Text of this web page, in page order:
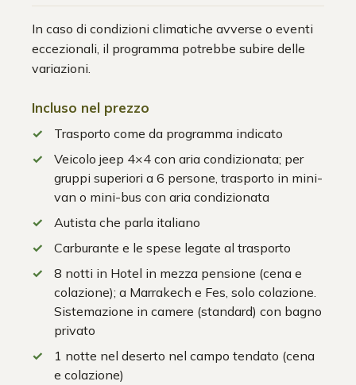
In caso di condizioni climatiche avverse o eventi
eccezionali, il programma potrebbe subire delle
variazioni.
Incluso nel prezzo
Trasporto come da programma indicato
Veicolo jeep 4×4 con aria condizionata; per
gruppi superiori a 6 persone, trasporto in mini-
van o mini-bus con aria condizionata
Autista che parla italiano
Carburante e le spese legate al trasporto
8 notti in Hotel in mezza pensione (cena e
colazione); a Marrakech e Fes, solo colazione.
Sistemazione in camere (standard) con bagno
privato
1 notte nel deserto nel campo tendato (cena
e colazione)